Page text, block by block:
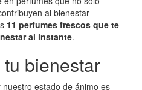
al bienestar
11 perfumes frescos que te
al instante.
bienestar
estado de ánimo es